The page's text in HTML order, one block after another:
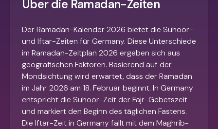
Über die Ramadan-Zeiten
Der Ramadan-Kalender 2026 bietet die Suhoor-
und Iftar-Zeiten für Germany. Diese Unterschiede
im Ramadan-Zeitplan 2026 ergeben sich aus
geografischen Faktoren. Basierend auf der
Mondsichtung wird erwartet, dass der Ramadan
im Jahr 2026 am 18. Februar beginnt. In Germany
entspricht die Suhoor-Zeit der Fajr-Gebetszeit
und markiert den Beginn des täglichen Fastens.
Die Iftar-Zeit in Germany fällt mit dem Maghrib-